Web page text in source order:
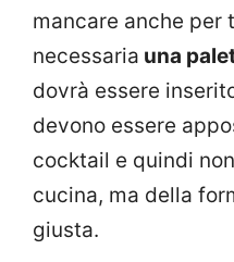
mancare anche per
necessaria una
dovrà essere
devono essere
cocktail e quindi
cucina, ma della
giusta.